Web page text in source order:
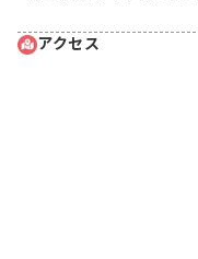
アクセス